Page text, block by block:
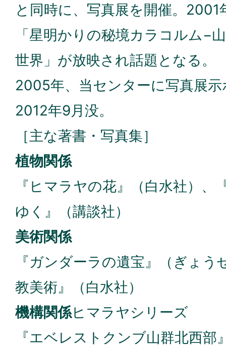
と同時に、写真展を開催。
「星明かりの秘境カラコルム−
世界」が放映され話題となる。
2005年、当センターに写真展
2012年9月没。
［主な著書・写真集］
植物関係
『ヒマラヤの花』（白水社）
ゆく』（講談社）
美術関係
『ガンダーラの遺宝』（ぎょ
教美術』（白水社）
機構関係ヒマラヤシリーズ
『エベレストクンブ山群北西部